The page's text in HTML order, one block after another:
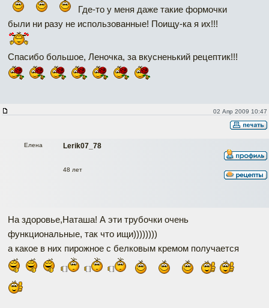
Где-то у меня даже такие формочки
были ни разу не использованные! Поищу-ка я их!!!
Спасибо большое, Леночка, за вкусненький рецептик!!!
02 Апр 2009 10:47
Lerik07_78
Елена
48 лет
На здоровье,Наташа! А эти трубочки очень
функциональные, так что ищи))))))))
а какое в них пирожное с белковым кремом получается